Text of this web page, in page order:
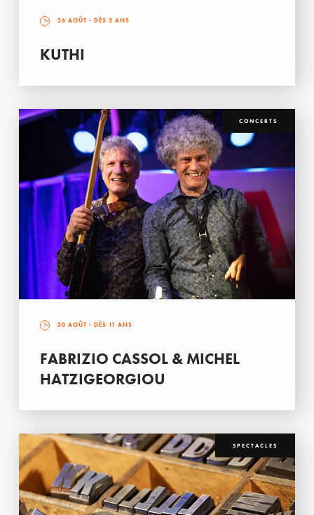
26 AOÛT - DÈS 3 ANS
KUTHI
CONCERTS
30 AOÛT - DÈS 11 ANS
FABRIZIO CASSOL & MICHEL
HATZIGEORGIOU
SPECTACLES